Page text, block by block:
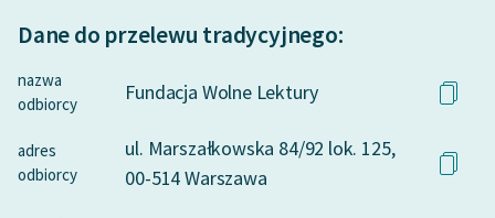
Deklaracja dostępności
Dane do przelewu tradycyjnego:
nazwa
odbiorcy
Fundacja Wolne Lektury
adres
odbiorcy
ul. Marszałkowska 84/92 lok. 125,
00-514 Warszawa